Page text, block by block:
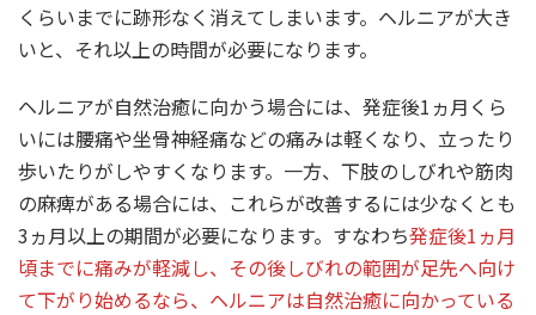
くらいまでに跡形なく消えてしまいます。ヘルニアが大き
いと、それ以上の時間が必要になります。
ヘルニアが自然治癒に向かう場合には、 発症後1ヵ月くら
いには腰痛や坐骨神経痛などの痛みは軽くなり、立ったり
歩いたりがしやすくなります。一方、 下肢のしびれや筋肉
の麻痺がある場合には、これらが改善するには少なくとも
3ヵ月以上の期間が必要になります。すなわち発症後1ヵ月
頃までに痛みが軽減し、その後しびれの範囲が足先へ向け
て下がり始めるなら、ヘルニアは自然治癒に向かっている